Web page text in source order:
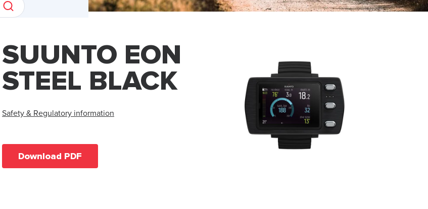
SUUNTO EON
STEEL BLACK
Safety & Regulatory information
Download PDF